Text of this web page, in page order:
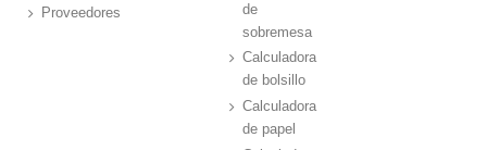
Proveedores
de
sobremesa
Calculadora
de bolsillo
Calculadora
de papel